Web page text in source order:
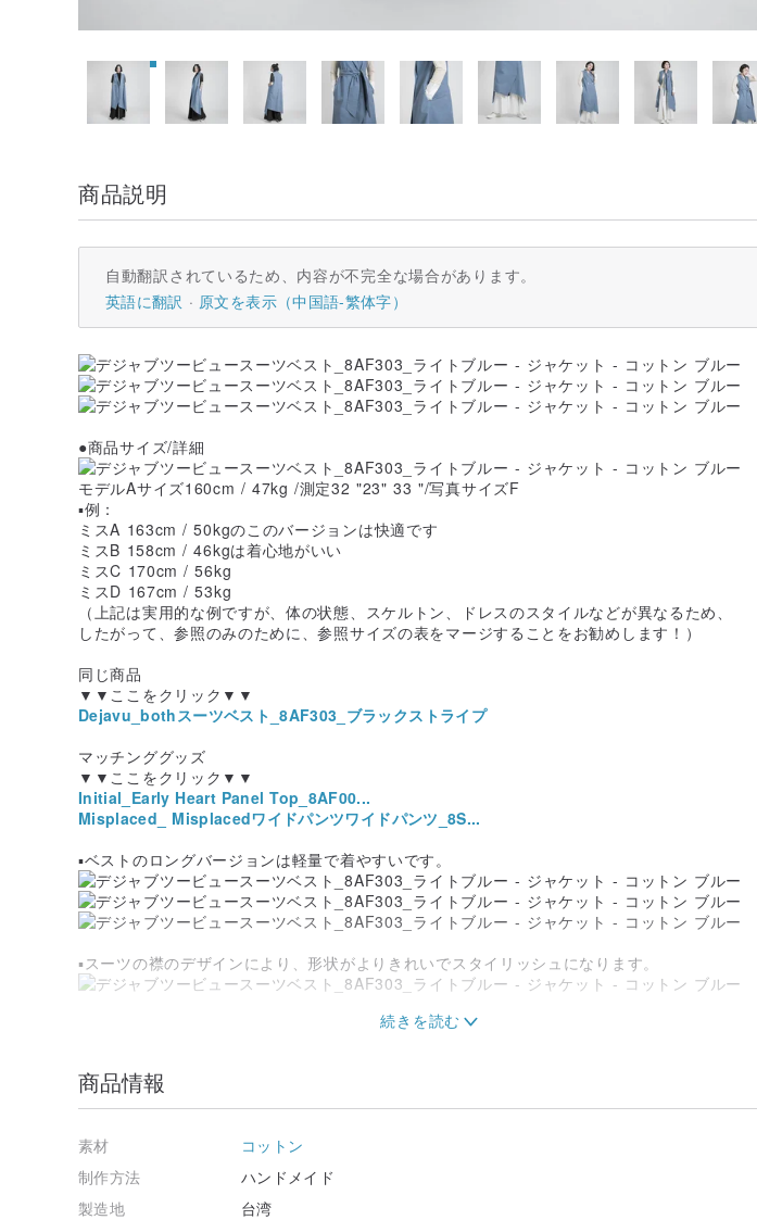
商品説明
自動翻訳されているため、内容が不完全な場合があります。
英語に翻訳
原文を表示（中国語-繁体字）
●商品サイズ/詳細
モデルAサイズ160cm / 47kg /測定32 "23" 33 "/写真サイズF
▪例：
ミスA 163cm / 50kgのこのバージョンは快適です
ミスB 158cm / 46kgは着心地がいい
ミスC 170cm / 56kg
ミスD 167cm / 53kg
（上記は実用的な例ですが、体の状態、スケルトン、ドレスのスタイルなどが異なるため、
したがって、参照のみのために、参照サイズの表をマージすることをお勧めします！）
同じ商品
▼▼ここをクリック▼▼
Dejavu_bothスーツベスト_8AF303_ブラックストライプ
マッチンググッズ
▼▼ここをクリック▼▼
Initial_Early Heart Panel Top_8AF00...
Misplaced_ Misplacedワイドパンツワイドパンツ_8S...
▪ベストのロングバージョンは軽量で着やすいです。
▪スーツの襟のデザインにより、形状がよりきれいでスタイリッシュになります。
▪特別な綿のストライプ生地を使用して、細い線は控えめな質感で、内側の層があります。
▪胸部のライン設計により、曲線がより立体的になります。
▪ストラップを取り付けて、形状を自由に変更し、さまざまなスタイルを簡単に解釈できます。
商品情報
素材
コットン
制作方法
ハンドメイド
製造地
台湾